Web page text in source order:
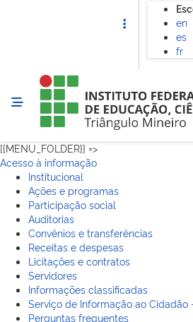
en
es
fr
[{MENU_FOLDER}] =>
Acesso à informação
Institucional
Ações e programas
Participação social
Auditorias
Convênios e transferências
Receitas e despesas
Licitações e contratos
Servidores
Informações classificadas
Serviço de Informação ao Cidadão
Perguntas frequentes